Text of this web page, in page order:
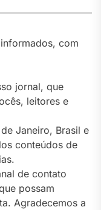
com
jornal, que
leitores e
Janeiro, Brasil e
conteúdos de
de contato
possam
Agradecemos a